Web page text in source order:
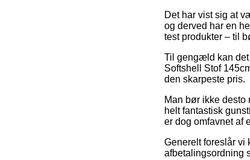
Det har vist sig at
og derved har en
test produkter – til
Til gengæld kan det
Softshell Stof
den skarpeste pris.
Man bør ikke desto
helt fantastisk
er dog omfavnet af
Generelt foreslår vi
afbetalingsordning